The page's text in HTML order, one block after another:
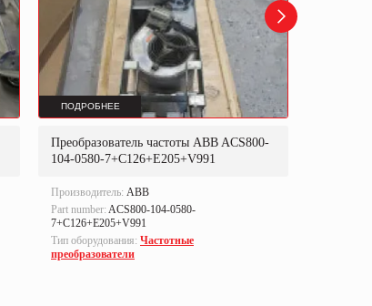
ПОДРОБНЕЕ
Преобразователь частоты ABB ACS800-
104-0580-7+C126+E205+V991
Производитель: ABB
Part number: ACS800-104-0580-
7+C126+E205+V991
Тип оборудования: Частотные
преобразователи